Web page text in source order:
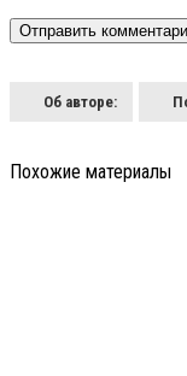
Об авторе:
Похожие материалы